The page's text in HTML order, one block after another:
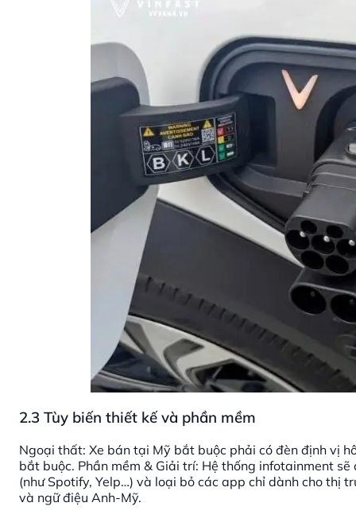
2.3 Tùy biến thiết kế và phần mềm
Ngoại thất: Xe bán tại Mỹ bắt buộc phải có đèn định vị
bắt buộc. Phần mềm & Giải trí: Hệ thống infotainment
(như Spotify, Yelp…) và loại bỏ các app chỉ dành cho thị
và ngữ điệu Anh-Mỹ.